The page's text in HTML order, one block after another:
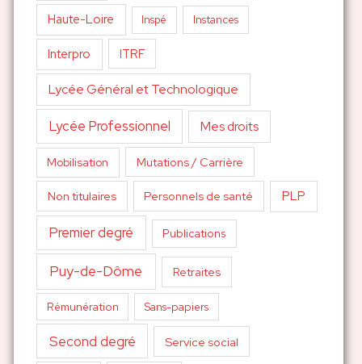
Haute-Loire Inspé Instances
Interpro ITRF
Lycée Général et Technologique
Lycée Professionnel Mes droits
Mobilisation Mutations / Carrière
Non titulaires Personnels de santé PLP
Premier degré Publications
Puy-de-Dôme Retraites
Rémunération Sans-papiers
Second degré Service social